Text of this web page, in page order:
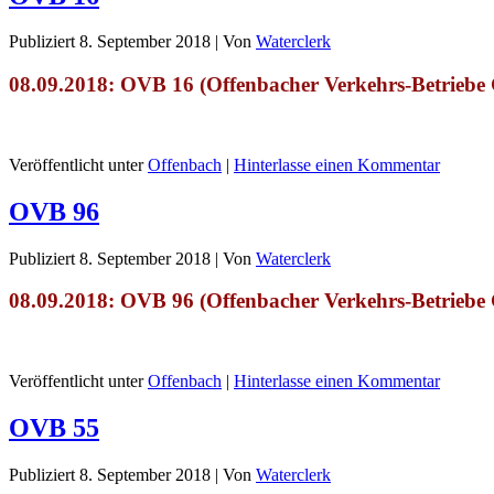
Publiziert 8. September 2018 | Von Waterclerk
08.09.2018: OVB 16 (Offenbacher Verkehrs-
Veröffentlicht unter Offenbach | Hinterlasse einen Kommentar
OVB 96
Publiziert 8. September 2018 | Von Waterclerk
08.09.2018: OVB 96 (Offenbacher Verkehrs-
Veröffentlicht unter Offenbach | Hinterlasse einen Kommentar
OVB 55
Publiziert 8. September 2018 | Von Waterclerk